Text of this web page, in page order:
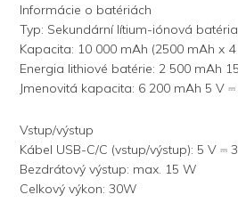
Informácie o batériách
Typ: Sekundární lítium-iónová batéria
Kapacita: 10 000 mAh (2500 mAh x 4
Energia lithiové batérie: 2 500 mAh
Jmenovitá kapacita: 6 200 mAh 5 V
Vstup/výstup
Kábel USB-C/C (vstup/výstup): 5 V ⎓
Bezdrátový výstup: max. 15 W
Celkový výkon: 30W